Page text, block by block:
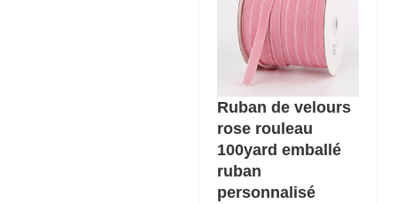
Ruban de velours
rose rouleau
100yard emballé
ruban
personnalisé